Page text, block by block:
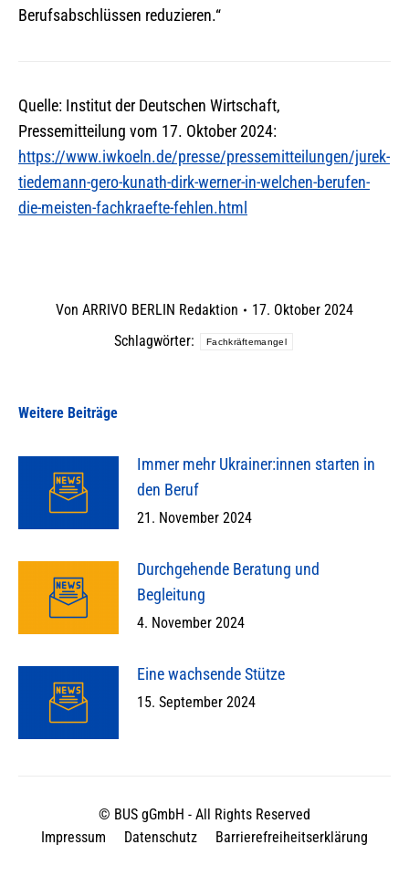
Berufsabschlüssen reduzieren.“
Quelle: Institut der Deutschen Wirtschaft,
Pressemitteilung vom 17. Oktober 2024:
https://www.iwkoeln.de/presse/pressemitteilungen/jurek-
tiedemann-gero-kunath-dirk-werner-in-welchen-berufen-
die-meisten-fachkraefte-fehlen.html
Von ARRIVO BERLIN Redaktion
17. Oktober 2024
Schlagwörter:
Fachkräftemangel
Weitere Beiträge
Immer mehr Ukrainer:innen starten in
den Beruf
21. November 2024
Durchgehende Beratung und
Begleitung
4. November 2024
Eine wachsende Stütze
15. September 2024
© BUS gGmbH - All Rights Reserved
Impressum
Datenschutz Barrierefreiheitserklärung